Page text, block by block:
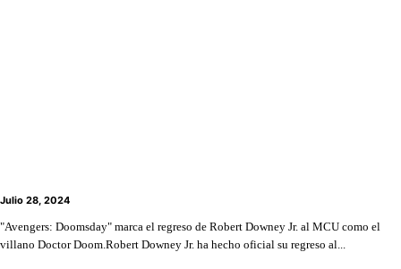
Julio 28, 2024
"Avengers: Doomsday" marca el regreso de Robert Downey Jr. al MCU como el
villano Doctor Doom.Robert Downey Jr. ha hecho oficial su regreso al...